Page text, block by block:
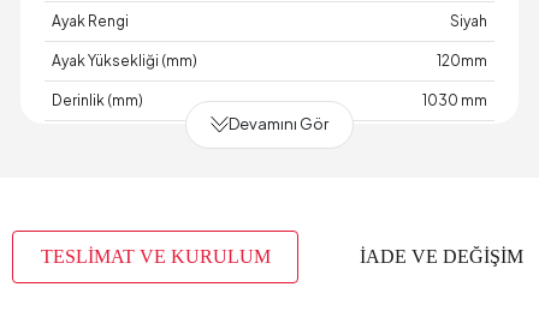
Ayak Rengi Siyah
Ayak Yüksekliği (mm) 120mm
Derinlik (mm) 1030 mm
Kartela Kumaş No 8500
Devamını Gör
TESLİMAT VE KURULUM İADE VE DEĞİŞİM